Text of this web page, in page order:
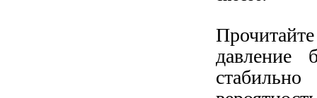
давление